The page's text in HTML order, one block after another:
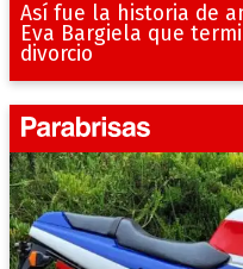
Así fue la historia de
Eva Bargiela que
divorcio